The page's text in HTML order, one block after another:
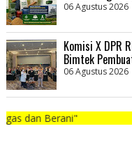
06 Agustus 2026
Komisi X DPR
Bimtek
06 Agustus 2026